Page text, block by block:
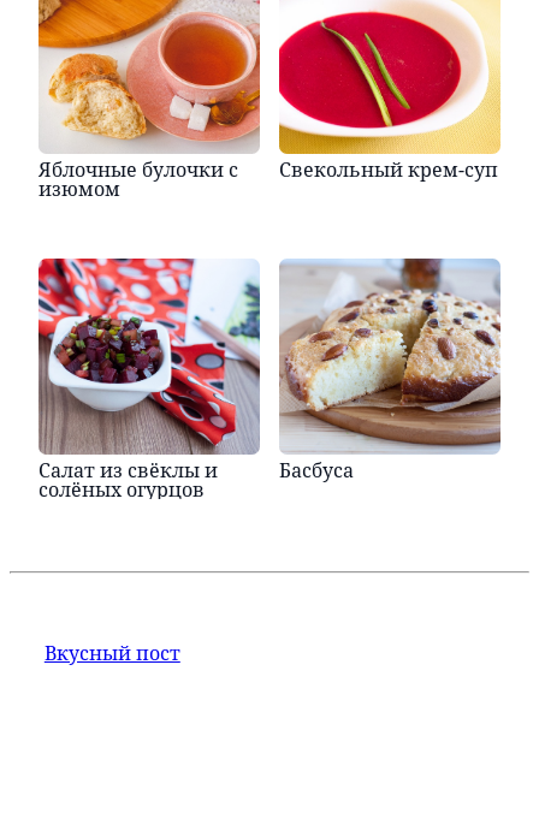
Яблочные булочки с
изюмом
Свекольный крем-суп
Салат из свёклы и
солёных огурцов
Басбуса
Вкусный пост